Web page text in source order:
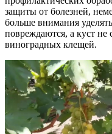
защиты от болезней,
больше внимания
повреждаются, а куст не
виноградных клещей.